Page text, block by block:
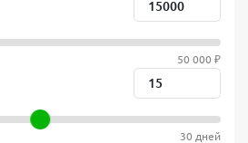
50 000 ₽
30 дней